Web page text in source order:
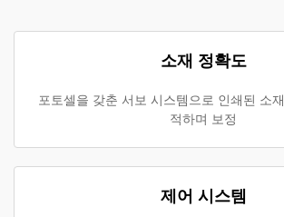
소재 정확도
포토셀을 갖춘 서보 시스템으로 인쇄된 소
적하며 보정
제어 시스템